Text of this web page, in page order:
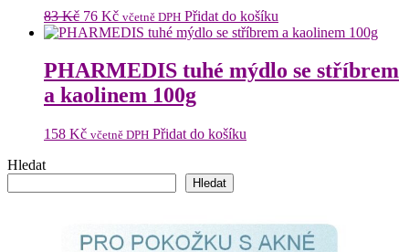
83Kč Původní
cena
83 Kč.
76 KčAktuální
cena
76 Kč.
včetně DPH Přidat do košíku
PHARMEDIS tuhé mýdlo se stříbrem
a kaolinem 100g
158 Kč včetně DPH Přidat do košíku
Hledat
Hledat